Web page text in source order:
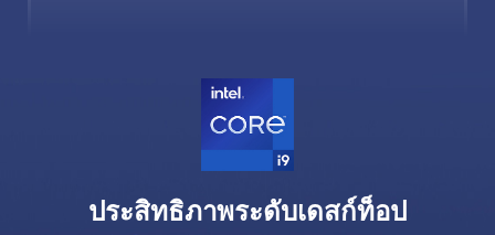
ประสิทธิภาพระดับเดสก์ท็อป